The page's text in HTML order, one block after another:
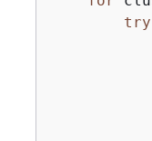
try